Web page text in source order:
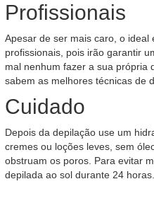
Profissionais
Apesar de ser mais caro, o
profissionais, pois irão garantir
mal nenhum fazer a sua própria
sabem as melhores técnicas de
Cuidado
Depois da depilação use um
cremes ou loções leves, sem
obstruam os poros. Para evitar
depilada ao sol durante 24 horas.